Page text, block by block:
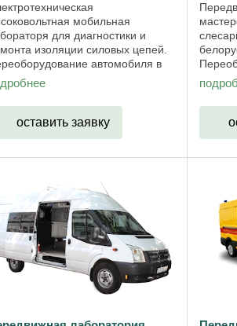
мобильная
для диагностики и
изоляции силовых цепей.
автомобиля в
- это основной вид
нашего предприятия.
и осуществление
оставить заявку